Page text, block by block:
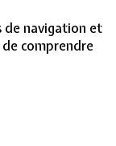
de navigation et
comprendre